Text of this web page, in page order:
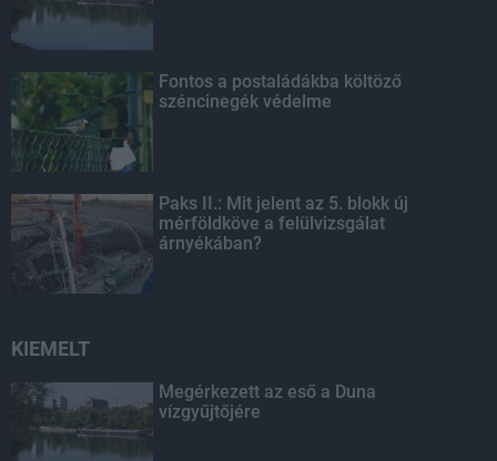
Fontos a postaládákba költöző
széncinegék védelme
Paks II.: Mit jelent az 5. blokk új
mérföldköve a felülvizsgálat
árnyékában?
KIEMELT
Megérkezett az eső a Duna
vízgyűjtőjére